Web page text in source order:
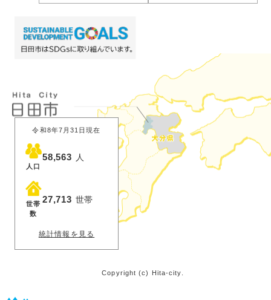
令和8年7月31日現在
人口
58,563 人
世帯
数
27,713 世帯
統計情報を見る
Copyright (c) Hita-city.